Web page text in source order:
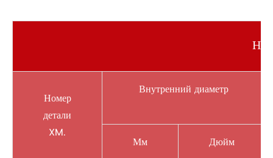
Номер
детали
XM.
Внутренний диаметр
Мм Дюйм